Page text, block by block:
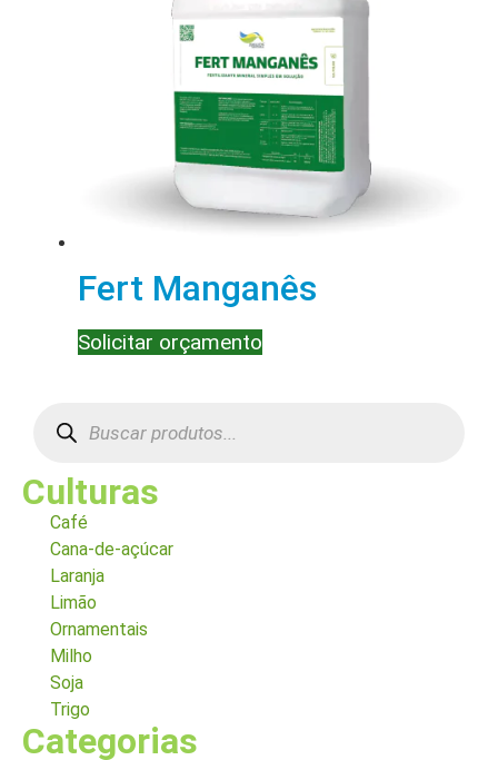
Fert Manganês
Solicitar orçamento
Culturas
Café
Cana-de-açúcar
Laranja
Limão
Ornamentais
Milho
Soja
Trigo
Categorias